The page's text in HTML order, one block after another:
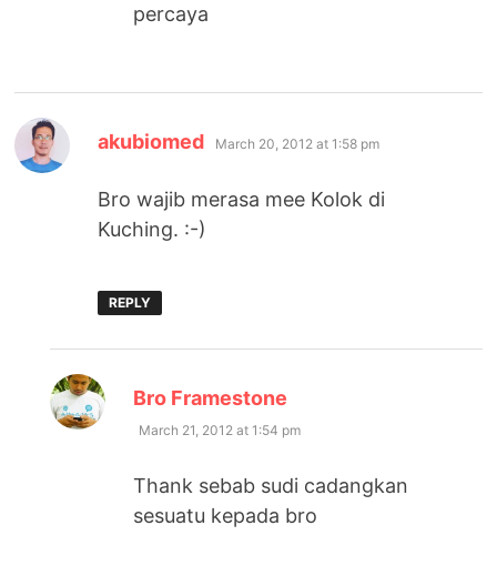
percaya
akubiomed says:
March 20, 2012 at 1:58 pm
Bro wajib merasa mee Kolok di
Kuching. :-)
REPLY
Bro Framestone
March 21, 2012 at 1:54 pm
Thank sebab sudi cadangkan
sesuatu kepada bro